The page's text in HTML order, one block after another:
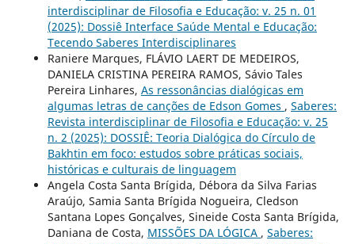
interdisciplinar de Filosofia e Educação: v. 25 n. 01
(2025): Dossiê Interface Saúde Mental e Educação:
Tecendo Saberes Interdisciplinares
Raniere Marques, FLÁVIO LAERT DE MEDEIROS,
DANIELA CRISTINA PEREIRA RAMOS, Sávio Tales
Pereira Linhares, As ressonâncias dialógicas em
algumas letras de canções de Edson Gomes , Saberes:
Revista interdisciplinar de Filosofia e Educação: v. 25
n. 2 (2025): DOSSIÊ: Teoria Dialógica do Círculo de
Bakhtin em foco: estudos sobre práticas sociais,
históricas e culturais de linguagem
Angela Costa Santa Brígida, Débora da Silva Farias
Araújo, Samia Santa Brígida Nogueira, Cledson
Santana Lopes Gonçalves, Sineide Costa Santa Brígida,
Daniana de Costa, MISSÕES DA LÓGICA , Saberes: